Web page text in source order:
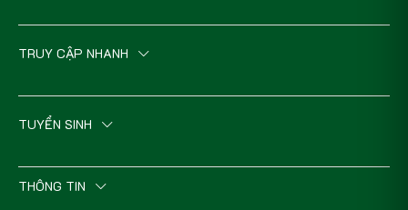
TRUY CẬP NHANH
TUYỂN SINH
THÔNG TIN